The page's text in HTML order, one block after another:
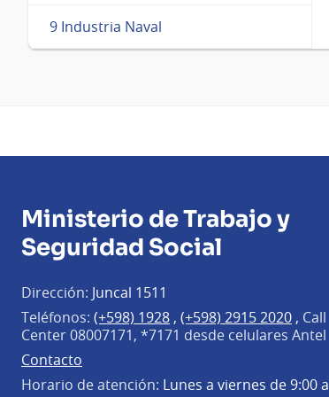
9 Industria Naval
Ministerio de Trabajo y
Seguridad Social
Dirección: Juncal 1511
Teléfonos: (+598) 1928 , (+598) 2915 2020 , Call
Center 08007171, *7171 desde celulares Antel
Contacto
Horario de atención: Lunes a viernes de 9:00 a